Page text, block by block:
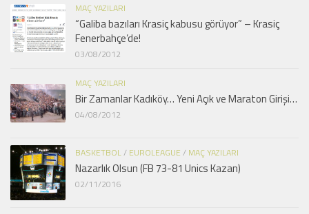
MAÇ YAZILARI
“Galiba bazıları Krasiç kabusu görüyor” – Krasiç
Fenerbahçe’de!
03/08/2012
MAÇ YAZILARI
Bir Zamanlar Kadıköy… Yeni Açık ve Maraton Girişi…
04/08/2012
BASKETBOL/ EUROLEAGUE / MAÇ YAZILARI
Nazarlık Olsun (FB 73-81 Unics Kazan)
02/11/2016